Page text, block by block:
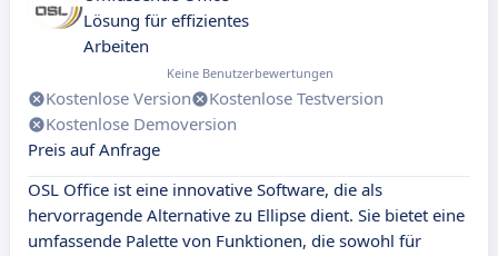
Lösung für effizientes
Arbeiten
Keine Benutzerbewertungen
Kostenlose Version
Kostenlose Testversion
Kostenlose Demoversion
Preis auf Anfrage
OSL Office ist eine innovative Software, die als
hervorragende Alternative zu Ellipse dient. Sie bietet eine
umfassende Palette von Funktionen, die sowohl für